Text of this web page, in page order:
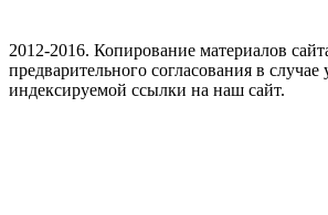
2012-2016. Копирование материалов
предварительного согласования в
индексируемой ссылки на наш сайт.